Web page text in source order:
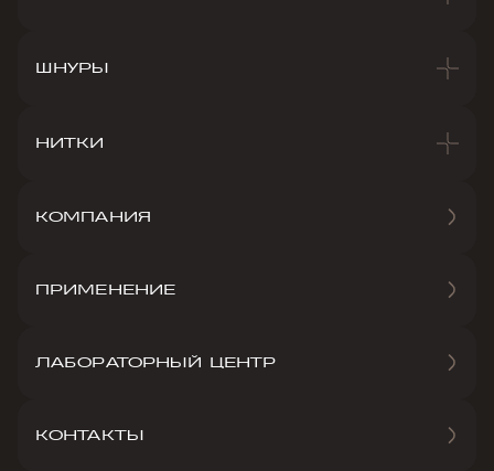
КОМПАНИЯ
ПРИМЕНЕНИЕ
ЛАБОРАТОРНЫЙ ЦЕНТР
КОНТАКТЫ
ШНУРЫ
НИТКИ